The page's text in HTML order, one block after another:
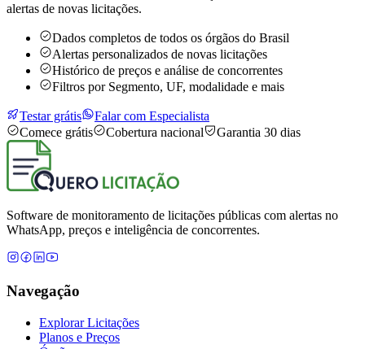
alertas de novas licitações.
Dados completos de todos os órgãos do Brasil
Alertas personalizados de novas licitações
Histórico de preços e análise de concorrentes
Filtros por Segmento, UF, modalidade e mais
Testar grátis
Falar com Especialista
Comece grátis
Cobertura nacional Garantia 30 dias
Software de monitoramento de licitações públicas com alertas no
WhatsApp, preços e inteligência de concorrentes.
Navegação
Explorar Licitações
Planos e Preços